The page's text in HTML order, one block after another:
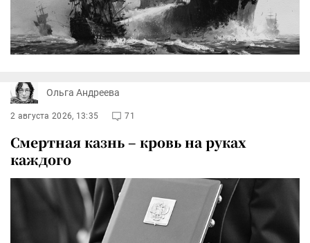
Ольга Андреева
2 августа 2026, 13:35 71
Смертная казнь – кровь на руках
каждого